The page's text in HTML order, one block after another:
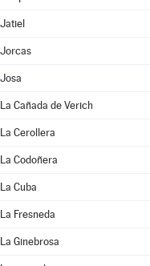
Jatiel
Jorcas
Josa
La Cañada de Verich
La Cerollera
La Codoñera
La Cuba
La Fresneda
La Ginebrosa